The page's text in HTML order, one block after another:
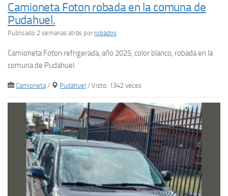
Camioneta Foton robada en la comuna de
Pudahuel.
Publicado 2 semanas atrás por robados
Camioneta Foton refrigerada, año 2025, color blanco, robada en la
comuna de Pudahuel.
Camioneta/ Pudahuel / Visto: 1342 veces